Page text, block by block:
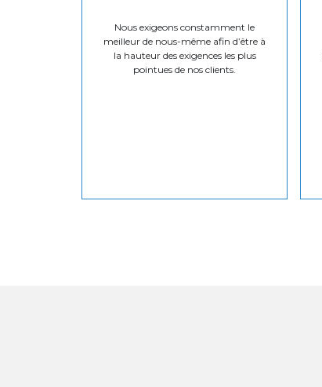
Nous exigeons constamment le
meilleur de nous-même afin d’être à
la hauteur des exigences les plus
pointues de nos clients.